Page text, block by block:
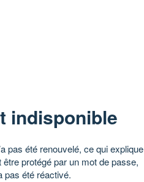
indisponible
pas été renouvelé, ce qui explique
protégé par un mot de passe,
pas été réactivé.